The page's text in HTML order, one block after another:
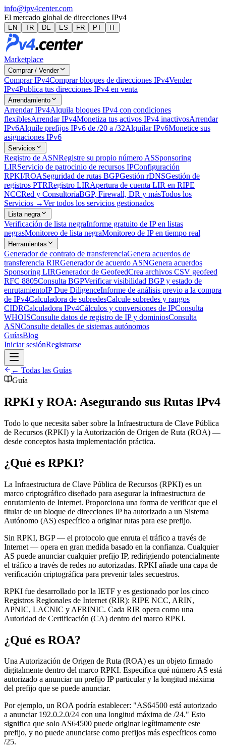
info@ipv4center.com
El mercado global de direcciones IPv4
EN TR DE ES FR PT IT
Marketplace
Comprar / Vender
Comprar IPv4Comprar bloques de direcciones IPv4Vender
IPv4Publica tus direcciones IPv4 en venta
Arrendamiento
Arrendar IPv4Alquila bloques IPv4 con condiciones
flexiblesArrendar IPv4Monetiza tus activos IPv4 inactivosArrendar
IPv6Alquile prefijos IPv6 de /20 a /32Alquilar IPv6Monetice sus
asignaciones IPv6
Servicios
Registro de ASNRegistre su propio número ASSponsoring
LIRServicio de patrocinio de recursos IPConfiguración
RPKI/ROASeguridad de rutas BGPGestión rDNSGestión de
registros PTRRegistro LIRApertura de cuenta LIR en RIPE
NCCRed y ConsultoríaBGP, Firewall, DR y másTodos los
Servicios →Ver todos los servicios gestionados
Lista negra
Verificación de lista negraInforme gratuito de IP en listas
negrasMonitoreo de lista negraMonitoreo de IP en tiempo real
Herramientas
Generador de contrato de transferenciaGenera acuerdos de
transferencia RIRGenerador de acuerdo ASNGenera acuerdos
Sponsoring LIRGenerador de GeofeedCrea archivos CSV geofeed
RFC 8805Consulta BGPVerificar visibilidad BGP y estado de
enrutamientoIP Due DiligenceInforme de análisis previo a la compra
de IPv4Calculadora de subredesCalcule subredes y rangos
CIDRCalculadora IPv4Cálculos y conversiones de IPConsulta
WHOISConsulte datos de registro de IP y dominiosConsulta
ASNConsulte detalles de sistemas autónomos
GuíasBlog
Iniciar sesiónRegistrarse
← Todas las Guías
Guía
RPKI y ROA: Asegurando sus Rutas IPv4
Todo lo que necesita saber sobre la Infraestructura de Clave Pública
de Recursos (RPKI) y la Autorización de Origen de Ruta (ROA) —
desde conceptos hasta implementación práctica.
¿Qué es RPKI?
La Infraestructura de Clave Pública de Recursos (RPKI) es un
marco criptográfico diseñado para asegurar la infraestructura de
enrutamiento de Internet. Proporciona una forma de verificar que el
titular de un bloque de direcciones IP ha autorizado a un Sistema
Autónomo (AS) específico a originar rutas para ese prefijo.
Sin RPKI, BGP — el protocolo que enruta el tráfico a través de
Internet — opera en gran medida basado en la confianza. Cualquier
AS puede anunciar cualquier prefijo IP, redirigiendo potencialmente
el tráfico a través de redes no autorizadas. RPKI añade una capa de
verificación criptográfica para prevenir tales secuestros.
RPKI fue desarrollado por la IETF y es gestionado por los cinco
Registros Regionales de Internet (RIR): RIPE NCC, ARIN,
APNIC, LACNIC y AFRINIC. Cada RIR opera como una
Autoridad de Certificación (CA) dentro del marco RPKI.
¿Qué es ROA?
Una Autorización de Origen de Ruta (ROA) es un objeto firmado
digitalmente dentro del marco RPKI. Especifica qué número AS está
autorizado a anunciar un prefijo IP particular y la longitud máxima
del prefijo que se puede anunciar.
Por ejemplo, un ROA podría establecer: "AS64500 está autorizado
a anunciar 192.0.2.0/24 con una longitud máxima de /24." Esto
significa que solo AS64500 puede originar legítimamente este
prefijo, y no puede anunciarse como prefijos más específicos como
/25.